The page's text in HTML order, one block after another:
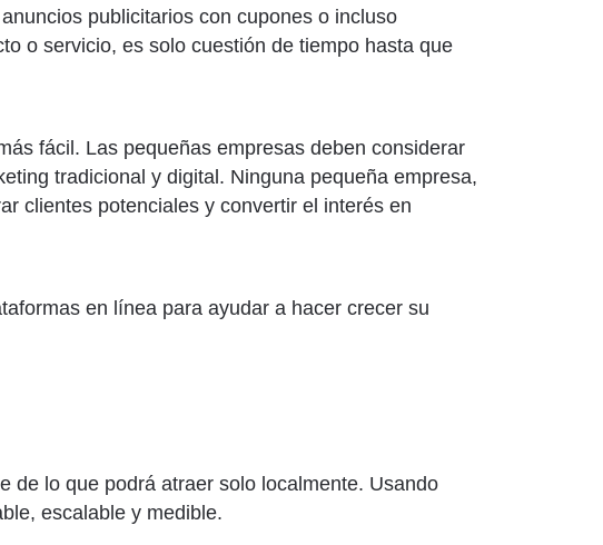
publicitarios con cupones o incluso
o servicio, es solo cuestión de tiempo hasta que
fácil. Las pequeñas empresas deben considerar
tradicional y digital. Ninguna pequeña empresa,
clientes potenciales y convertir el interés en
en línea para ayudar a hacer crecer su
de lo que podrá atraer solo localmente. Usando
escalable y medible.